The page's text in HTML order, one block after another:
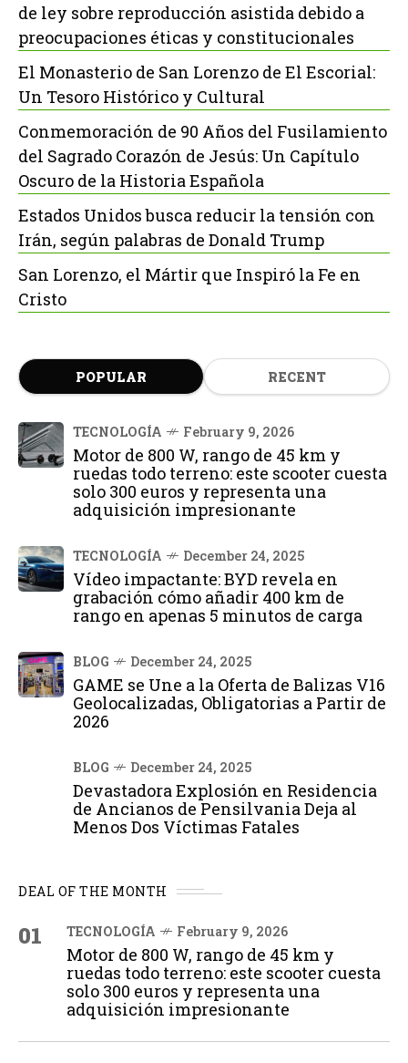
de ley sobre reproducción asistida debido a
preocupaciones éticas y constitucionales
El Monasterio de San Lorenzo de El Escorial:
Un Tesoro Histórico y Cultural
Conmemoración de 90 Años del Fusilamiento
del Sagrado Corazón de Jesús: Un Capítulo
Oscuro de la Historia Española
Estados Unidos busca reducir la tensión con
Irán, según palabras de Donald Trump
San Lorenzo, el Mártir que Inspiró la Fe en
Cristo
POPULAR RECENT
TECNOLOGÍA February 9, 2026
Motor de 800 W, rango de 45 km y
ruedas todo terreno: este scooter cuesta
solo 300 euros y representa una
adquisición impresionante
TECNOLOGÍA December 24, 2025
Vídeo impactante: BYD revela en
grabación cómo añadir 400 km de
rango en apenas 5 minutos de carga
BLOG December 24, 2025
GAME se Une a la Oferta de Balizas V16
Geolocalizadas, Obligatorias a Partir de
2026
BLOG December 24, 2025
Devastadora Explosión en Residencia
de Ancianos de Pensilvania Deja al
Menos Dos Víctimas Fatales
DEAL OF THE MONTH
01 TECNOLOGÍA February 9, 2026
Motor de 800 W, rango de 45 km y
ruedas todo terreno: este scooter cuesta
solo 300 euros y representa una
adquisición impresionante